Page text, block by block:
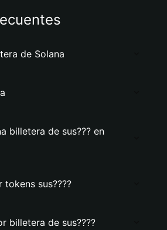
de Solana
billetera de sus??? en
sus????
billetera de sus????